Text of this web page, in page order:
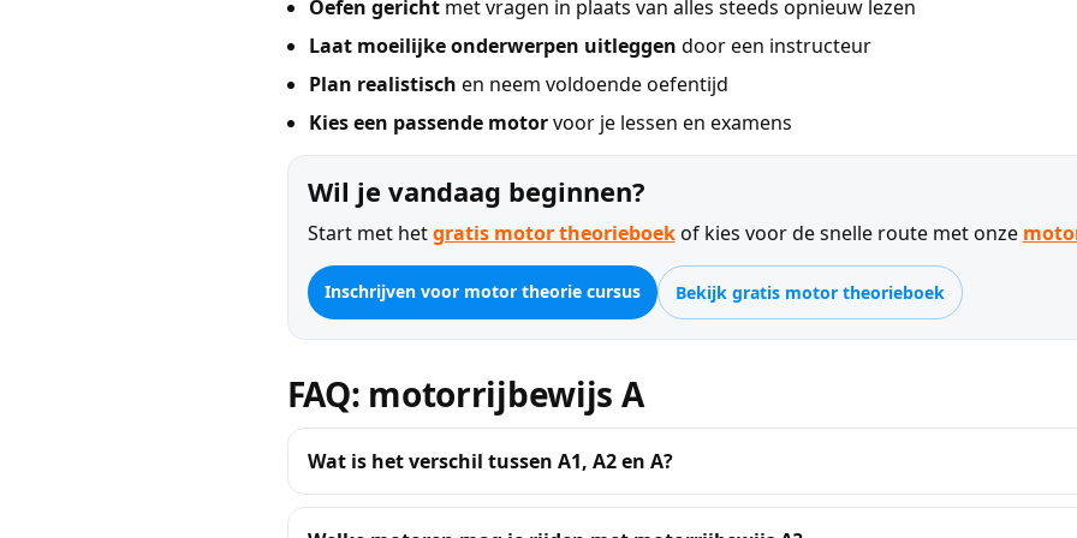
Oefen gerichtmet vragen in plaats van alles steeds opnieuw lezen
Laat moeilijke onderwerpen uitleggen door een instructeur
Plan realistisch en neem voldoende oefentijd
Kies een passende motorvoor je lessen en examens
Wil je vandaag beginnen?
Start met hetgratis motor theorieboekof kies voor de snelle route met onze
Inschrijven voor motor theorie cursus Bekijk gratis motor theorieboek
FAQ: motorrijbewijs A
Wat is het verschil tussen A1, A2 en A?